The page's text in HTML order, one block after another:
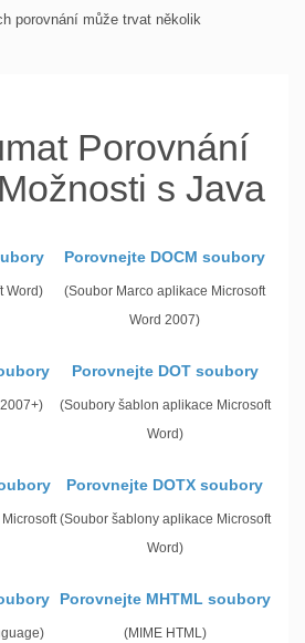
porovnání může trvat několik
Porovnání
s Java
Word)
Porovnejte DOCM soubory
(Soubor Marco aplikace Microsoft
Word 2007)
Porovnejte DOT soubory
(Soubory šablon aplikace Microsoft
Word)
Porovnejte DOTX soubory
(Soubor šablony aplikace Microsoft
Word)
Porovnejte MHTML soubory
(MIME HTML)